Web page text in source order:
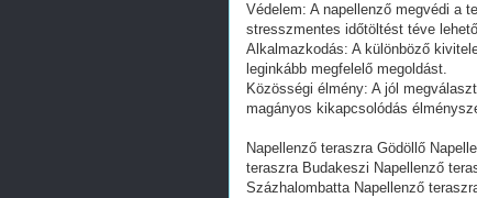
Védelem: A napellenző megvédi a
stresszmentes időtöltést téve
Alkalmazkodás: A különböző
leginkább megfelelő megoldást.
Közösségi élmény: A jól
magányos kikapcsolódás
Napellenző teraszra Gödöllő
teraszra Budakeszi Napellenző
Százhalombatta Napellenző